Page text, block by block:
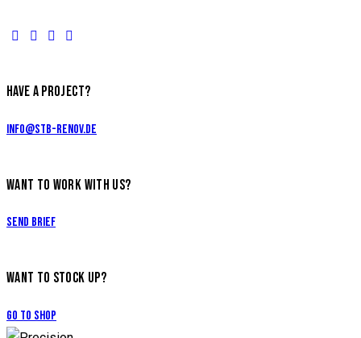
HAVE A PROJECT?
info@stb-renov.de
WANT TO WORK WITH US?
Send Brief
WANT TO STOCK UP?
Go to Shop